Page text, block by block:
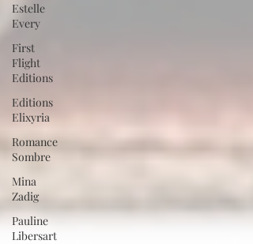
Estelle
Every
First
Flight
Editions
Editions
Elixyria
Romance
Sombre
Mina
Zadig
Pauline
Libersart